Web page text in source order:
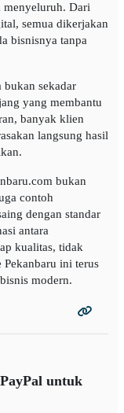
menyeluruh. Dari
semua dikerjakan
bisnisnya tanpa
bukan sekadar
yang membantu
banyak klien
langsung hasil
bukan
contoh
dengan standar
antara
kualitas, tidak
Pekanbaru ini terus
modern.
untuk